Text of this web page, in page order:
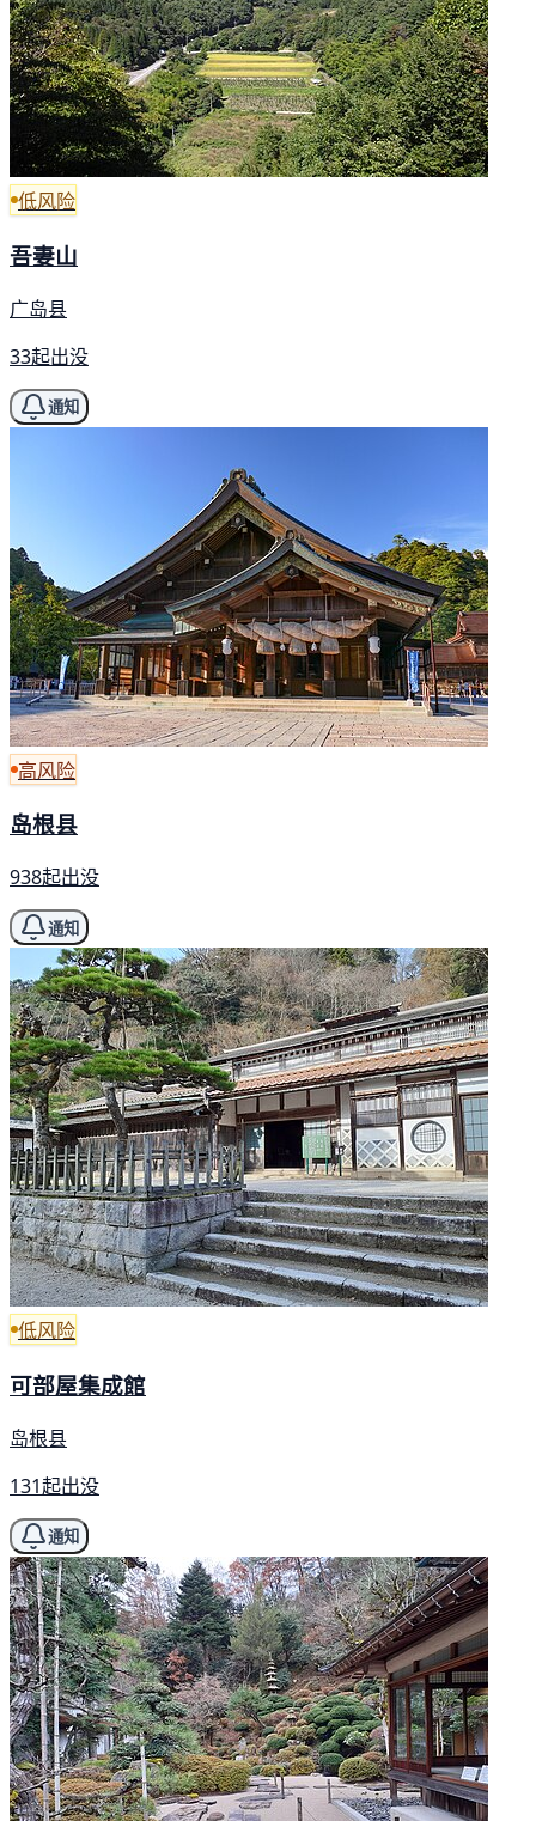
低风险
吾妻山
广岛县
33起出没
通知
高风险
岛根县
938起出没
通知
低风险
可部屋集成館
岛根县
131起出没
通知